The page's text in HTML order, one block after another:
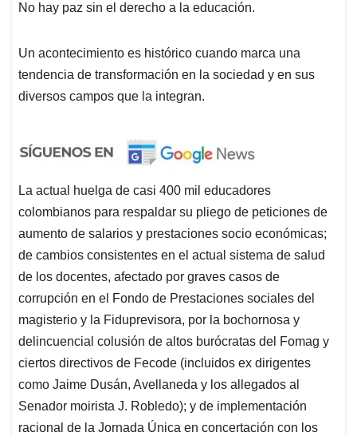
No hay paz sin el derecho a la educación.
Un acontecimiento es histórico cuando marca una
tendencia de transformación en la sociedad y en sus
diversos campos que la integran.
La actual huelga de casi 400 mil educadores
colombianos para respaldar su pliego de peticiones de
aumento de salarios y prestaciones socio económicas;
de cambios consistentes en el actual sistema de salud
de los docentes, afectado por graves casos de
corrupción en el Fondo de Prestaciones sociales del
magisterio y la Fiduprevisora, por la bochornosa y
delincuencial colusión de altos burócratas del Fomag y
ciertos directivos de Fecode (incluidos ex dirigentes
como Jaime Dusán, Avellaneda y los allegados al
Senador moirista J. Robledo); y de implementación
racional de la Jornada Única en concertación con los